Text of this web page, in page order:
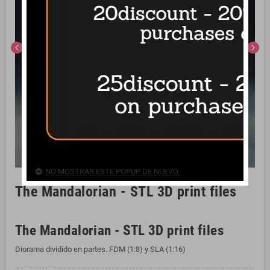
chevron_left chevron_right
The Mandalorian - STL 3D print files
The Mandalorian - STL 3D print files
Diorama dividido en partes. FDM (1:8) y SLA (1:16)
NO MOSTRAR ESTE POPUP DE NUEVO.